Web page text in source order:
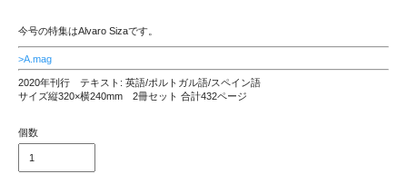
今号の特集はAlvaro Sizaです。
>A.mag
2020年刊行 テキスト: 英語/ポルトガル語/スペイン語
サイズ縦320×横240mm 2冊セット 合計432ページ
個数